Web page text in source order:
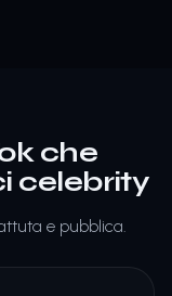
che
celebrity
e pubblica.